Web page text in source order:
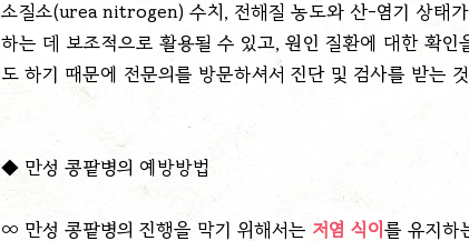
소질소(urea nitrogen) 수치, 전해질 농도와 산-염기 상태
하는 데 보조적으로 활용될 수 있고, 원인 질환에 대한 확인
도 하기 때문에 전문의를 방문하셔서 진단 및 검사를 받는
◆ 만성 콩팥병의 예방방법
∞ 만성 콩팥병의 진행을 막기 위해서는 저염 식이 를 유지하